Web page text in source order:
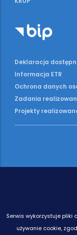
Deklaracja
Informacja ETR
Ochrona danych
Zadania
Projekty
Serwis wykorzystuje pliki
używanie cookie,